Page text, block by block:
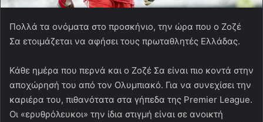
Πολλά τα ονόματα στο προσκήνιο, την ώρα που ο Ζοζέ
Σα ετοιμάζεται να αφήσει τους πρωταθλητές Ελλάδας.
Κάθε ημέρα που περνά και ο Ζοζέ Σα είναι πιο κοντά στην
αποχώρησή του από τον Ολυμπιακό. Για να συνεχίσει την
καριέρα του, πιθανότατα στα γήπεδα της Premier League.
Οι «ερυθρόλευκοι» την ίδια στιγμή είναι σε ανοικτή